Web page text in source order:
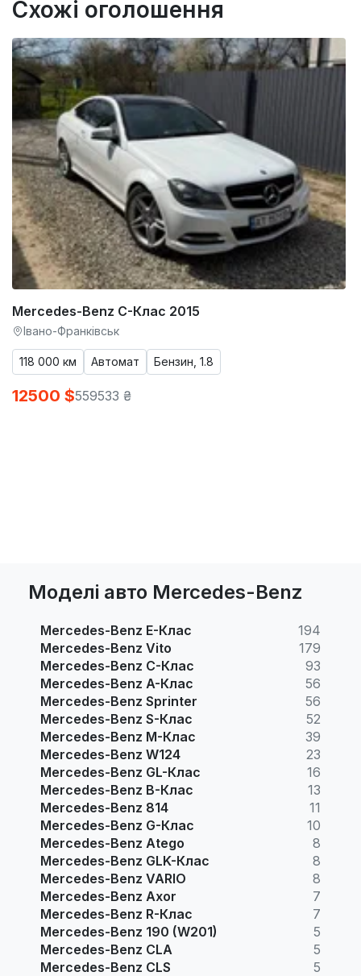
Схожі оголошення
Mercedes-Benz C-Клас 2015
Івано-Франківськ
118 000 км Автомат Бензин, 1.8
12500 $559533 ₴
Моделі авто Mercedes-Benz
Mercedes-Benz E-Клас
194
Mercedes-Benz Vito
179
Mercedes-Benz C-Клас
93
Mercedes-Benz A-Клас
56
Mercedes-Benz Sprinter
56
Mercedes-Benz S-Клас
52
Mercedes-Benz M-Клас
39
Mercedes-Benz W124
23
Mercedes-Benz GL-Клас
16
Mercedes-Benz B-Клас
13
Mercedes-Benz 814
11
Mercedes-Benz G-Клас
10
Mercedes-Benz Atego
8
Mercedes-Benz GLK-Клас
8
Mercedes-Benz VARIO
8
Mercedes-Benz Axor
7
Mercedes-Benz R-Клас
7
Mercedes-Benz 190 (W201)
5
Mercedes-Benz CLA
5
Mercedes-Benz CLS
5